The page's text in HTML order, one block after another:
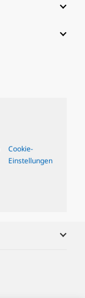
Cookie-
Einstellungen